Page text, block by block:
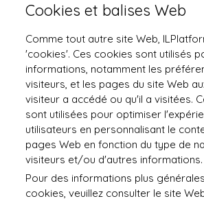
Cookies et balises Web
Comme tout autre site Web,
'cookies'. Ces cookies sont utilisés
informations, notamment les
visiteurs, et les pages du site Web
visiteur a accédé ou qu'il a visitées.
sont utilisées pour optimiser
utilisateurs en personnalisant le
pages Web en fonction du type de
visiteurs et/ou d'autres informations.
Pour des informations plus
cookies, veuillez consulter le site